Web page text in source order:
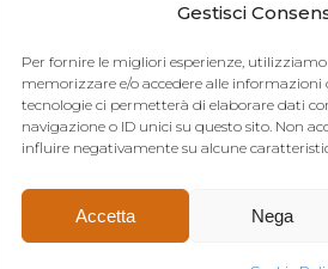
Gestisci
Per fornire le migliori esperienze,
memorizzare e/o accedere alle informazioni
tecnologie ci permetterà di elaborare dati
navigazione o ID unici su questo sito. Non
influire negativamente su alcune
Accetta Nega